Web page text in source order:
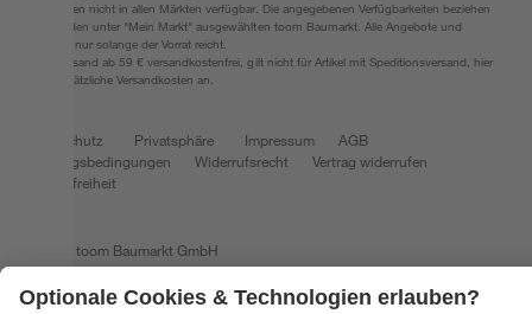
Umständen nicht in allen Märkten verfügbar. Die angegebenen Verfügbarkeiten beziehen
sich auf den unter "Mein Markt" ausgewählten toom Baumarkt. Alle Angebote und
Produkte nur solange der Vorrat reicht.
*Paketversand ab 59 € versandkostenfrei, gilt nicht für Artikel mit Speditionsversand, hier
fallen zusätzliche Versandkosten an.
Datenschutz Privatsphäre Impressum
AGB
Nutzungsbedingungen
Widerrufsrecht
Vertrag widerrufen
Barrierefreiheit
© 2026 toom Baumarkt GmbH